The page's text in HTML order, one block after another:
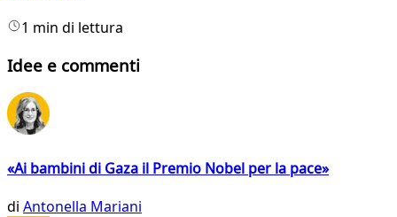
1 min di lettura
Idee e commenti
«Ai bambini di Gaza il Premio Nobel per la pace»
di Antonella Mariani